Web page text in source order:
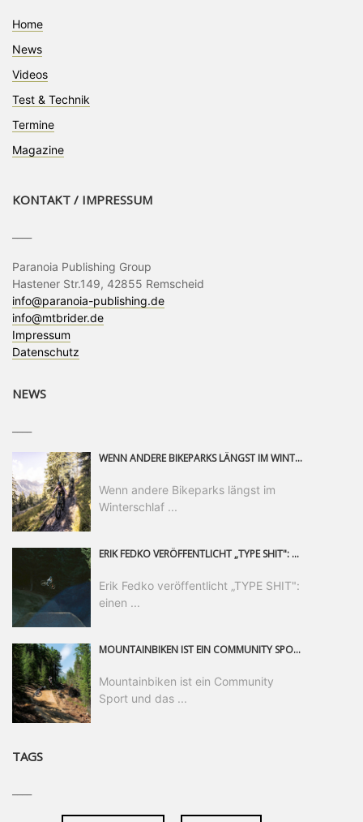
Home
News
Videos
Test & Technik
Termine
Magazine
KONTAKT / IMPRESSUM
Paranoia Publishing Group
Hastener Str.149, 42855 Remscheid
info@paranoia-publishing.de
info@mtbrider.de
Impressum
Datenschutz
NEWS
WENN ANDERE BIKEPARKS LÄNGST IM WINTERSCHLAF SIND, IST MAN IN SAALFELDEN LEOGANG IMMER NOCH AM MOUNTAINBIKEN. IST DER HERBST DIE SCHÖNSTE ZEIT DES JAHRES? AUF DEN TRAILS RUND UM SAALFELDEN LEOGANG UND IM EPIC BIKEPARK LEOGANG IST ER DAS AUF JEDEN FALL – UND DIE GEFÜHLT DIE LÄNGSTE NOCH DAZU. NOCH BIS MINDESTENS 8. NOVEMBER STEHT DAS PINZGAUER MOUNTAINBIKE-PARADIES ALLEN RIDERN OFFEN, DIE EINFACH NICHT GENUG KRIEGEN KÖNNEN. DABEI HÄLT DIE GOLDENE JAHRESZEIT IN SAALFELDEN LEOGANG WEIT MEHR ALS LINES, TRAILS UND HERBSTPANORAMEN BEREIT: MIT DEM BIKE FESTIVAL, VERSCHIEDENEN LADIES SHRED EVENTS UND EINEM DIE GESAMTE SAISON ANDAUERNDEN PHOTO CONTEST ZUM 25-JÄHRIGEN BIKEPARK-JUBILÄUM GIBT ES RUND UM ÖSTERREICHS ÄLTESTEN BIKEPARK EINIGES ZU ERLEBEN.
Wenn andere Bikeparks längst im
Winterschlaf ...
ERIK FEDKO VERÖFFENTLICHT „TYPE SHIT": EINEN 23-MINÜTIGEN MOUNTAINBIKE-FILM, ÜBER DREI JAHRE RUND UM DIE WELT GEDREHT. ZEITGLEICH LAUNCHT ER DIE GLEICHNAMIGE KOLLEKTION SEINER BRAND TYPE. EIN SEGMENT DES FILMS ERSCHEINT SEPARAT AUF RED BULL BIKE.
Erik Fedko veröffentlicht „TYPE SHIT":
einen ...
MOUNTAINBIKEN IST EIN COMMUNITY SPORT UND DAS BEWEIST SICH IN DER BIKE REPUBLIC SÖLDEN GERADE EINDRUCKSVOLL AUF ALLEN LEVELN. FREERIDE PROFI, SHAPERIN UND FRISCH GEWÄHLTE SWATCH NINES MVP VERO SANDLER IST BEGEISTERT VON DER VIELFALT DER BIKE DESTINATION, DER NEUEN JUMPLINE UND PLÄDIERT FÜR MUT BEI (FRAUEN) COMMUNITIES. VERO UND IHR VERLOBTER SAM HODGES VERBRINGEN MEHRERE MONATE IN DER BIKE REPUBLIC UND LASSEN UNS DARAN TEILHABEN. UM COMMUNITY GEHT ES AUCH BEI DER PARTNERSCHAFT ZWISCHEN SÖLDEN UND DEM NEUEN RIDERS PARK DONOVALY IN DER SLOWAKEI: DER DORTIGE TOURISMUSDIREKTOR JIRI PEC IST ÜBERZEUGT: VON MEHR BIKEPARKS PROFITIERT DIE GANZE MTB-SZENE – UND MIT DOMINIK LINSER, GESCHÄFTSFÜHRER DER BRS, HAT ER DAMIT DEN PERFEKTEN PARTNER GEFUNDEN.
Mountainbiken ist ein Community
Sport und das ...
TAGS